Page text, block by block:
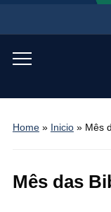
Toggle
menu
Home» Inicio» Mês
Mês das